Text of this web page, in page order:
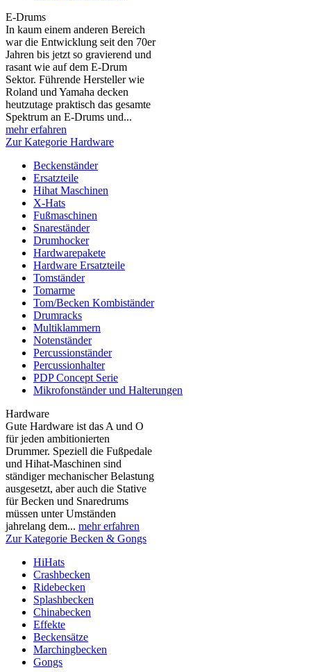
E-Drums
In kaum einem anderen Bereich
war die Entwicklung seit den 70er
Jahren bis jetzt so gravierend und
rasant wie auf dem E-Drum
Sektor. Führende Hersteller wie
Roland und Yamaha decken
heutzutage praktisch das gesamte
Spektrum an E-Drums und...
mehr erfahren
Zur Kategorie Hardware
Beckenständer
Ersatzteile
Hihat Maschinen
X-Hats
Fußmaschinen
Snareständer
Drumhocker
Hardwarepakete
Hardware Ersatzteile
Tomständer
Tomarme
Tom/Becken Kombiständer
Drumracks
Multiklammern
Notenständer
Percussionständer
Percussionhalter
PDP Concept Serie
Mikrofonständer und Halterungen
Hardware
Gute Hardware ist das A und O
für jeden ambitionierten
Drummer. Speziell die Fußpedale
und Hihat-Maschinen sind
ständiger mechanischer Belastung
ausgesetzt, aber auch die Stative
für Becken und Snaredrums
müssen unter Umständen
jahrelang dem... mehr erfahren
Zur Kategorie Becken & Gongs
HiHats
Crashbecken
Ridebecken
Splashbecken
Chinabecken
Effekte
Beckensätze
Marchingbecken
Gongs